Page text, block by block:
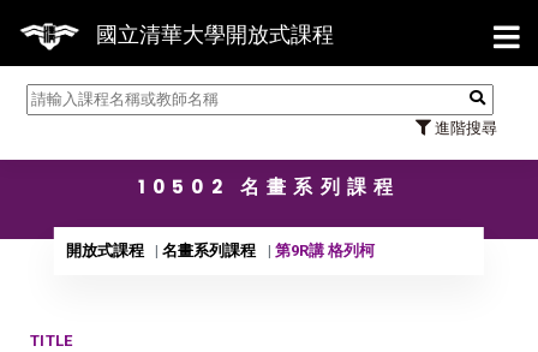
國立清華大學開放式課程
進階搜尋
【
10502 名畫系列課程
開放式課程 名畫系列課程 第9R講 格列柯
TITLE